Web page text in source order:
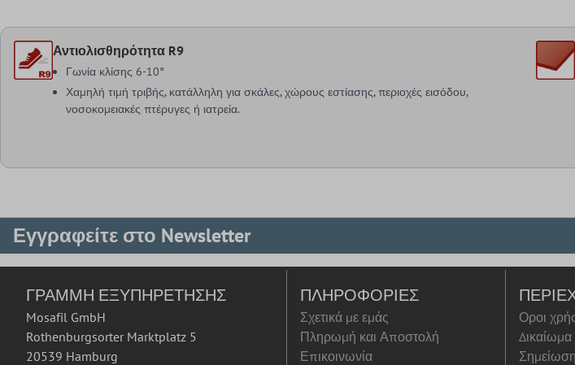
Αντιολισθηρότητα R9
Γωνία κλίσης 6-10°
Χαμηλή τιμή τριβής, κατάλληλη για σκάλες, χώρους εστίασης, περιοχές εισόδου,
νοσοκομειακές πτέρυγες ή ιατρεία.
Εγγραφείτε στο Newsletter
ΓΡΑΜΜΉ ΕΞΥΠΗΡΈΤΗΣΗΣ
Mosafil GmbH
Rothenburgsorter Marktplatz 5
20539 Hamburg
ΠΛΗΡΟΦΟΡΊΕΣ
Σχετικά με εμάς
Πληρωμή και Αποστολή
Επικοινωνία
Οροι